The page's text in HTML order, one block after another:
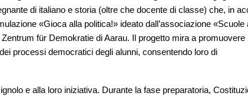
di italiano e storia (oltre che docente di classe) che, in
«Gioca alla politica!» ideato dall’associazione «Scuole
für Demokratie di Aarau. Il progetto mira a promuovere
processi democratici degli alunni, consentendo loro di
e alla loro iniziativa. Durante la fase preparatoria,